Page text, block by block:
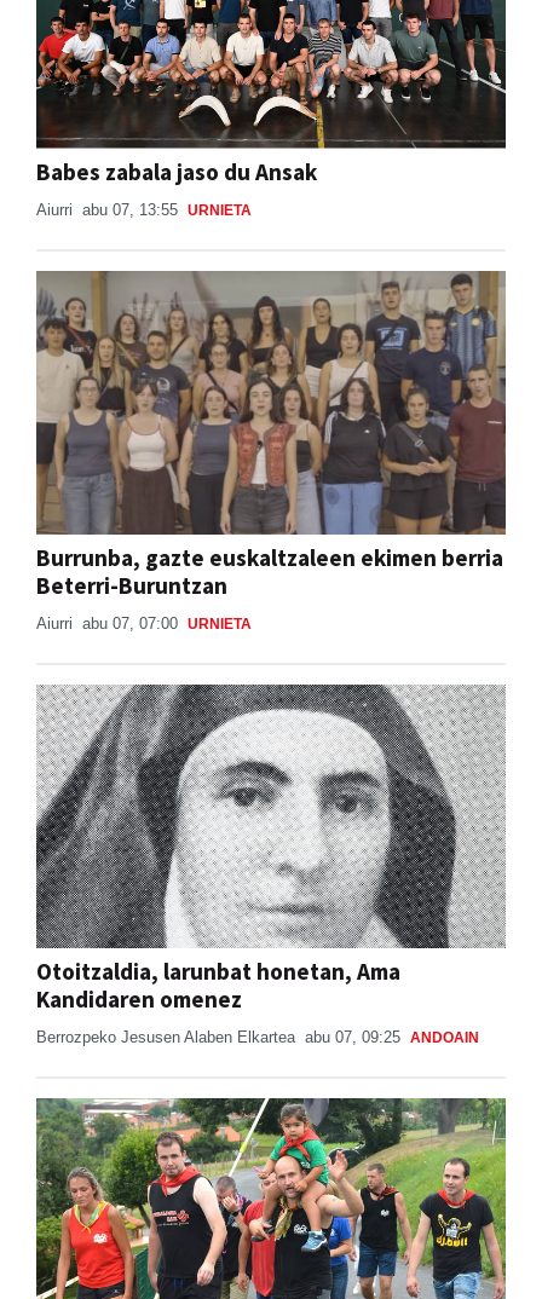
Babes zabala jaso du Ansak
Aiurri abu 07, 13:55 URNIETA
Burrunba, gazte euskaltzaleen ekimen berria
Beterri-Buruntzan
Aiurri abu 07, 07:00 URNIETA
Otoitzaldia, larunbat honetan, Ama
Kandidaren omenez
Berrozpeko Jesusen Alaben Elkartea abu 07, 09:25 ANDOAIN